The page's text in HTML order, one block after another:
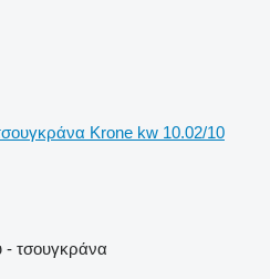
Krone kw 10.02/10
- τσουγκράνα